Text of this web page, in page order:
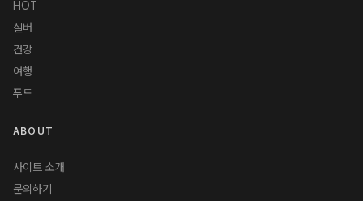
HOT
실버
건강
여행
푸드
ABOUT
사이트 소개
문의하기